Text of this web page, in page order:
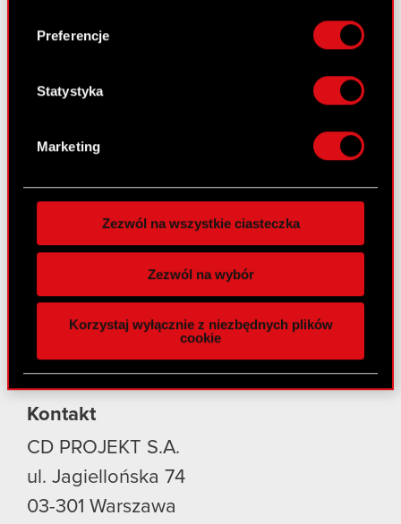
Identyfikować Twoje urządzenie, aktywnie
analizując charakteryzującego je zbiory
palca)
osobiste dane są przetwarzane oraz ustaw własne
preferencje w
. W Deklaracji
zgodę w dowolnej chwili.
Wykorzystujemy pliki cookie do
funkcje społecznościowe i analizować ruch w
naszej witrynie. Informacje o tym, jak korzystasz
z naszej witryny, udostępniamy partnerom
Partnerzy mogą połączyć te informacje z innymi
danymi otrzymanymi od Ciebie lub uzyskanymi
podczas korzystania z ich usług. Kontynuując
używanie plików cookie.
Preferencje
Statystyka
Marketing
Zezwól na wszystkie ciasteczka
Zezwól na wybór
Korzystaj wyłącznie z niezbędnych plików
cookie
Kontakt
Cyberpunk 2077: Widmo Wolności
Cyberpunk 2077
Wiedźmin 3: Dziki Gon
Wiedźmin 2: Zabójcy Królów
Wiedźmin
GWINT: Wiedźmińska Gra Karciana
Kontakt
CD PROJEKT S.A.
ul. Jagiellońska 74
03-301 Warszawa